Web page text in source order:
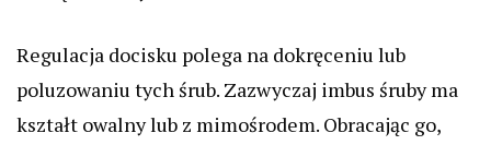
Regulacja docisku polega na dokręceniu lub
poluzowaniu tych śrub. Zazwyczaj imbus śruby ma
kształt owalny lub z mimośrodem. Obracając go,